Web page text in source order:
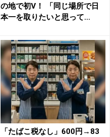
の地で初V！ 「同じ場所で日
本一を取りたいと思って...
「たばこ税なし」600円→83